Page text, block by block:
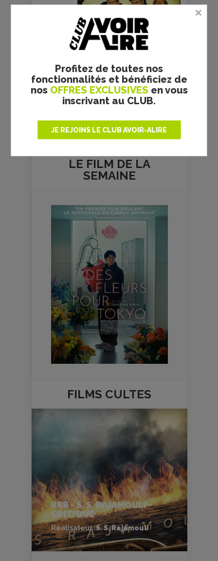
Profitez de toutes nos
fonctionnalités et bénéficiez de
nos OFFRES EXCLUSIVES en vous
inscrivant au CLUB.
JE REJOINS LE CLUB AVOIR-ALIRE
LE FILM DE LA
SEMAINE
FILMS CULTES
RRR - S. S. RAJAMOULI -
CRITIQUE
Réalisateur :S. S. Rajamouli